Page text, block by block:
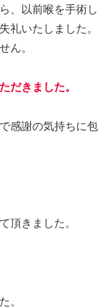
、以前喉を手術し
礼いたしました。
ん。
だきました。
感謝の気持ちに包
頂きました。
。